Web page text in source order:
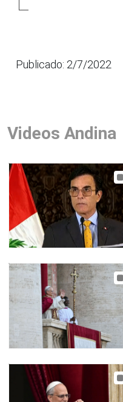
Publicado: 2/7/2022
Videos Andina